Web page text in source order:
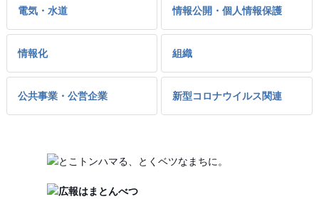
電気・水道 情報公開・個人情報保護
情報化 組織
公共事業・公営企業 新型コロナウイルス関連